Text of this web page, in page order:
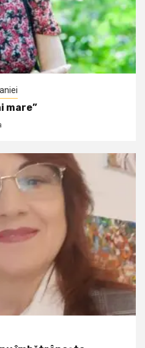
mare”